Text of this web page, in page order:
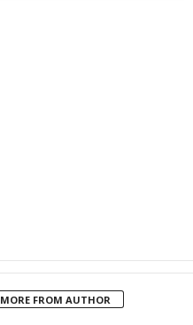
MORE FROM AUTHOR